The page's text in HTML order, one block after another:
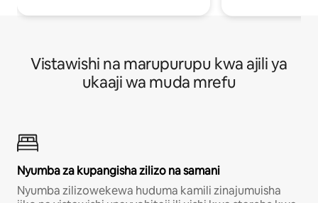
Vistawishi na marupurupu kwa ajili ya
ukaaji wa muda mrefu
Nyumba za kupangisha zilizo na samani
Nyumba zilizowekewa huduma kamili zinajumuisha